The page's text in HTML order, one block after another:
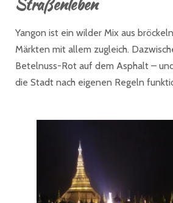
Straßenleben
Yangon ist ein wilder Mix aus
Märkten mit allem zugleich.
Betelnuss-Rot auf dem Asphalt –
die Stadt nach eigenen Regeln